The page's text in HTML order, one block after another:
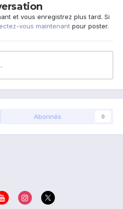
et vous enregistrez plus tard. Si
vous maintenant pour poster.
Abonnés 0